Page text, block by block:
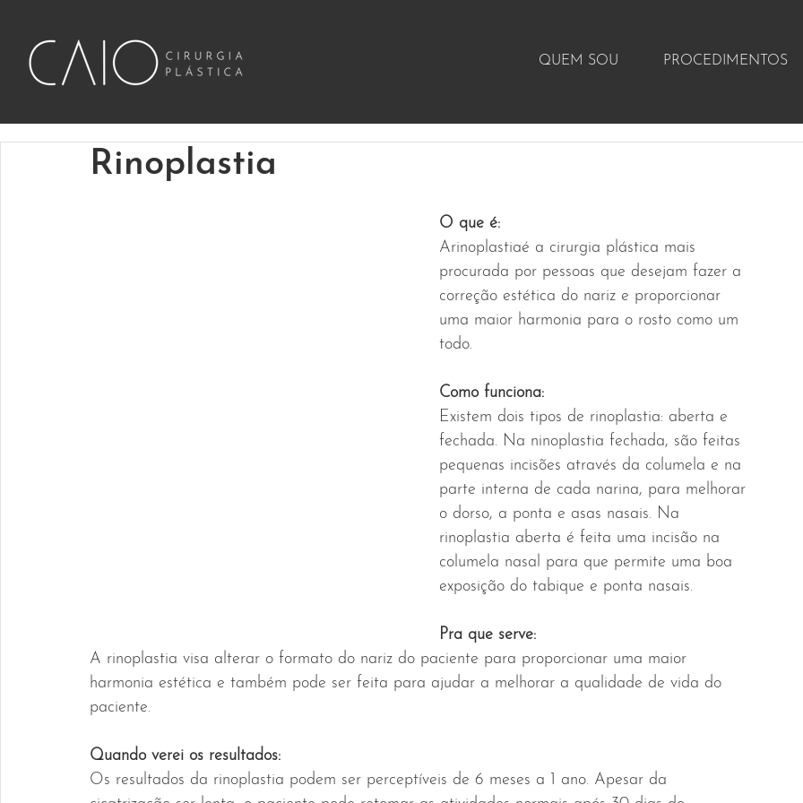
QUEM SOU PROCEDIMENTOS
Rinoplastia
O que é:
Arinoplastiaé a cirurgia plástica mais
procurada por pessoas que desejam fazer a
correção estética do nariz e proporcionar
uma maior harmonia para o rosto como um
todo.
Como funciona:
Existem dois tipos de rinoplastia: aberta e
fechada. Na ninoplastia fechada, são feitas
pequenas incisões através da columela e na
parte interna de cada narina, para melhorar
o dorso, a ponta e asas nasais. Na
rinoplastia aberta é feita uma incisão na
columela nasal para que permite uma boa
exposição do tabique e ponta nasais.
Pra que serve:
A rinoplastia visa alterar o formato do nariz do paciente para proporcionar uma maior
harmonia estética e também pode ser feita para ajudar a melhorar a qualidade de vida do
paciente.
Quando verei os resultados:
Os resultados da rinoplastia podem ser perceptíveis de 6 meses a 1 ano. Apesar da